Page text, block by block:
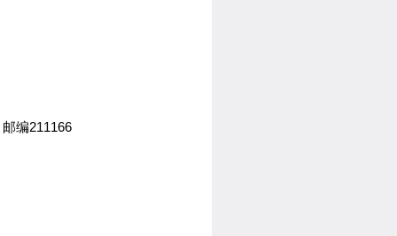
编211166